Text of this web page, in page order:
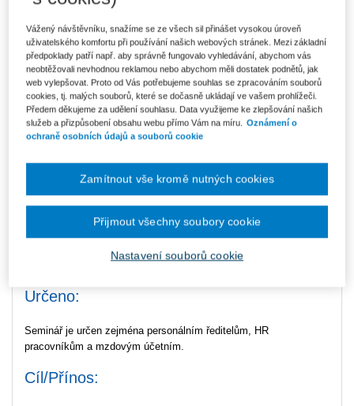
Webinář již proběhl. Jeho záznam si můžete pořídit
Stávající situace a rostoucí počet osob z Ukrajiny na našem
území vytváří nové výzvy pro zaměstnavatele a pracovní trh.
K jejich řešení z pohledu pracovněprávní problematiky i daňových
souvislostí jsme pro vás připravili tento webinář.
Akce pomůže nejen lidem na našem území, ale i tam, kde je
aktivity Člověka v tísni na Ukrajině.
čtvrtek 31. 3. 2022, 9 - 12 hod.
Určeno:
Seminář je určen zejména personálním ředitelům, HR
pracovníkům a mzdovým účetním.
Cíl/Přínos:
Vážený návštěvníku, snažíme se ze všech sil přinášet vysokou úroveň
uživatelského komfortu při používání našich webových stránek. Mezi základní
předpoklady patří např. aby správně fungovalo vyhledávání, abychom vás
neobtěžovali nevhodnou reklamou nebo abychom měli dostatek podnětů, jak
web vylepšovat. Proto od Vás potřebujeme souhlas se zpracováním souborů
cookies, tj. malých souborů, které se dočasně ukládají ve vašem prohlížeči.
Předem děkujeme za udělení souhlasu. Data využijeme ke zlepšování našich
služeb a přizpůsobení obsahu webu přímo Vám na míru. Oznámení o
ochraně osobních údajů a souborů cookie
Nastavení souborů cookie
Zamítnout vše kromě nutných cookies
Přijmout všechny soubory cookie